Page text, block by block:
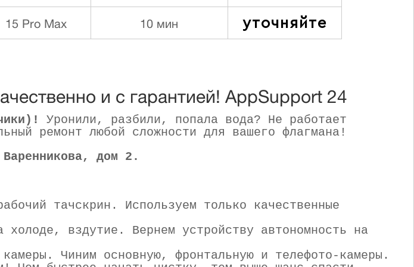
15 Pro Max 10 мин уточняйте
и с гарантией! AppSupport 24
Уронили, разбили, попала вода? Не работает
ремонт любой сложности для вашего флагмана!
дом 2.
тачскрин. Используем только качественные
холоде, вздутие. Вернем устройству автономность на
Чиним основную, фронтальную и телефото-камеры.